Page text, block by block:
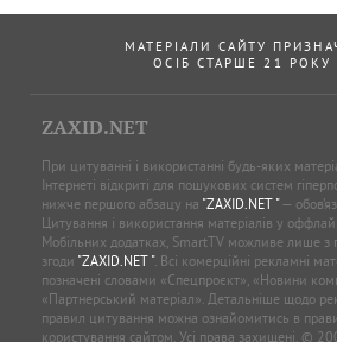
МАТЕРІАЛИ САЙТУ
ОСІБ СТАРШЕ 21 РОКУ
ZAXID.NET
При цитуванні і використанні будь-яких
Інтернеті відкриті для пошукових систем
нижче першого абзацу на "ZAXID.NET "—
Цитування і використання матеріалів у
Мобільних додатках, SmartTV можливе лише з
згоди "ZAXID.NET ". Всі комерційні рекламні
позначені словами «Спецпроєкт», «Новини
«Партнерський матеріал». Детальніше щодо
правил цитування можна ознайомитись в
користування сайтом. Усі права захищені. ©